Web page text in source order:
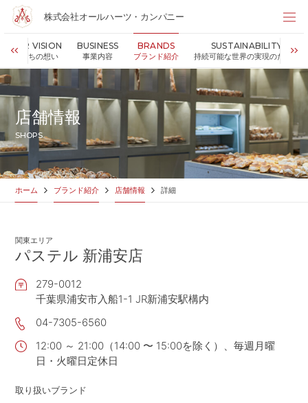
株式会社オールハーツ・カンパニー
OUR VISION
私たちの想い
BUSINESS
事業内容
BRANDS
ブランド紹介
SUSTAINABILITY
持続可能な世界の実現のために
株式会社オールハーツ・カンパニー
店舗検索
HOME
NEWS お知らせ
OUR VISION 私たちの想い
MESSAGE 代表メッセージ
VALUES
BUSINESS 事業内容
SHOP 店舗情報
ABOUT US 企業情報
CONTACT
APP 公式アプリ
店舗情報
SHOPS
ホーム ブランド紹介 店舗情報 詳細
関東エリア
パステル 新浦安店
279-0012
千葉県浦安市入船1-1 JR新浦安駅構内
04-7305-6560
12:00 ～ 21:00（14:00 〜 15:00を除く）、毎週月曜
日・火曜日定休日
取り扱いブランド